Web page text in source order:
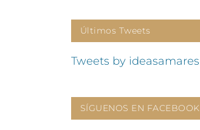
Últimos Tweets
Tweets by ideasamares
SÍGUENOS EN FACEBOOK